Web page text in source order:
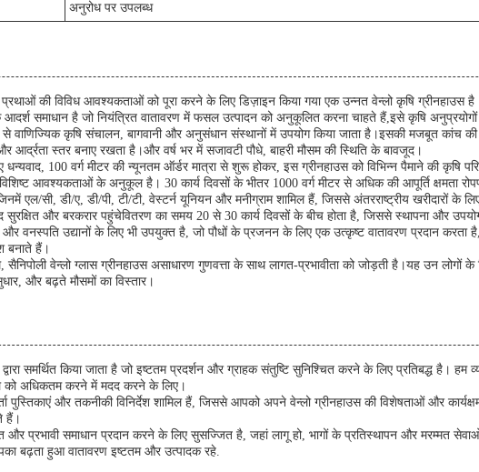
अनुरोध पर उपलब्ध
की विविध आवश्यकताओं को पूरा करने के लिए डिज़ाइन किया गया एक उन्नत वेन्लो कृषि ग्रीनहाउस
आदर्श समाधान है जो नियंत्रित वातावरण में फसल उत्पादन को अनुकूलित करना चाहते हैं,इसे कृषि
रूप से वाणिज्यिक कृषि संचालन, बागवानी और अनुसंधान संस्थानों में उपयोग किया जाता है।इसकी मजबूत
स्तर बनाए रखता है।और वर्ष भर में सजावटी पौधे, बाहरी मौसम की स्थिति के बावजूद।
100 वर्ग मीटर की न्यूनतम ऑर्डर मात्रा से शुरू होकर, इस ग्रीनहाउस को विभिन्न पैमाने की कृषि
आवश्यकताओं के अनुकूल है। 30 कार्य दिवसों के भीतर 1000 वर्ग मीटर से अधिक की आपूर्ति क्षमता
एल/सी, डी/ए, डी/पी, टी/टी, वेस्टर्न यूनियन और मनीग्राम शामिल हैं, जिससे अंतरराष्ट्रीय खरीदारों
सुरक्षित और बरकरार पहुंचेवितरण का समय 20 से 30 कार्य दिवसों के बीच होता है, जिससे स्थापना और
और वनस्पति उद्यानों के लिए भी उपयुक्त है, जो पौधों के प्रजनन के लिए एक उत्कृष्ट वातावरण प्रदान
बनाते हैं।
सैनिपोली वेन्लो ग्लास ग्रीनहाउस असाधारण गुणवत्ता के साथ लागत-प्रभावीता को जोड़ती है।यह उन
और बढ़ते मौसमों का विस्तार।
समर्थित किया जाता है जो इष्टतम प्रदर्शन और ग्राहक संतुष्टि सुनिश्चित करने के लिए प्रतिबद्ध है।
को अधिकतम करने में मदद करने के लिए।
पुस्तिकाएं और तकनीकी विनिर्देश शामिल हैं, जिससे आपको अपने वेन्लो ग्रीनहाउस की विशेषताओं और
हैं।
और प्रभावी समाधान प्रदान करने के लिए सुसज्जित है, जहां लागू हो, भागों के प्रतिस्थापन और मरम्मत
बढ़ता हुआ वातावरण इष्टतम और उत्पादक रहे.